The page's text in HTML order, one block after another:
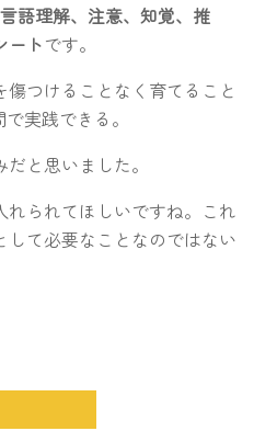
語理解、注意、知覚、推
ートです。
つけることなく育てること
実践できる。
と思いました。
られてほしいですね。これ
して必要なことなのではない